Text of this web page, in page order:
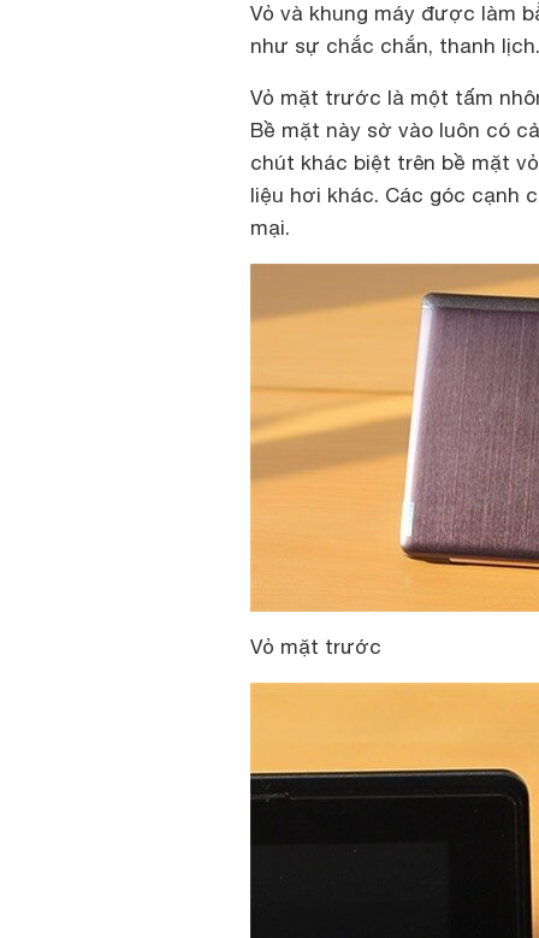
Vỏ và khung máy được làm
như sự chắc chắn, thanh lịch.
Vỏ mặt trước là một tấm
Bề mặt này sờ vào luôn có
chút khác biệt trên bề mặt
liệu hơi khác. Các góc cạnh
mại.
Vỏ mặt trước